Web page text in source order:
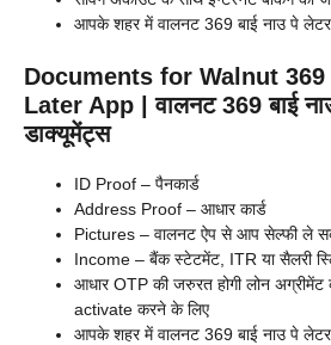
आपके शहर में वालनट 369 बाई नाउ पे लेटर
Documents for Walnut
Later App | वालनट 369 बाई
डाक्यूमेंट्स
ID Proof – पैनकार्ड
Address Proof – आधार कार्ड
Pictures – वालनट ऐप से आप सेल्फी ले
Income – बैंक स्टेटमेंट, ITR या सैलरी
आधार OTP की जरुरत होगी लोन
activate करने के लिए
आपके शहर में वालनट 369 बाई नाउ पे लेटर